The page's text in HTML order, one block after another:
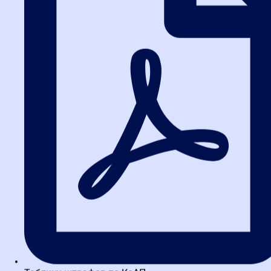
Чтобы не запутаться в многообразии предложений, сравните
основные параметры разных программ. Вот ключевые критерии
Базовый курс
(для новичков)
Углубленный
курс (для
практиков)
понимание 44-ФЗ
Освоить
сложные
процедуры и
риски
навыки
От 2 недель до 1
месяца
От 1 до 3
От 1 до 5 дней
Онлайн-лекции,
вебинары
Для кого
специалисты,
Уверенное